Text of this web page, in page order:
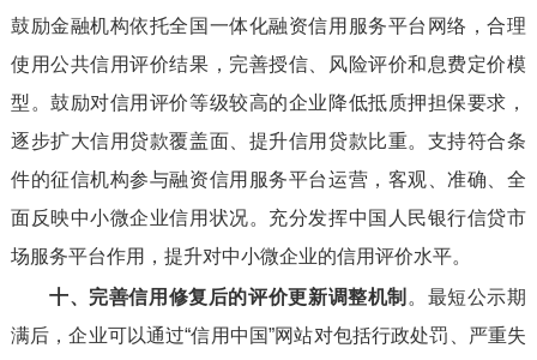
鼓励金融机构依托全国一体化融资信用服务平台网络，合理
使用公共信用评价结果，完善授信、风险评价和息费定价模
型。鼓励对信用评价等级较高的企业降低抵质押担保要求，
逐步扩大信用贷款覆盖面、提升信用贷款比重。支持符合条
件的征信机构参与融资信用服务平台运营，客观、准确、全
面反映中小微企业信用状况。充分发挥中国人民银行信贷市
场服务平台作用，提升对中小微企业的信用评价水平。
十、完善信用修复后的评价更新调整机制 。最短公示期
满后，企业可以通过“信用中国”网站对包括行政处罚、严重失